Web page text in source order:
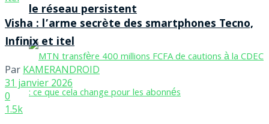
le réseau persistent
Visha : l’arme secrète des smartphones Tecno,
Infinix et itel
Par KAMERANDROID
31 janvier 2026
0
1.5k